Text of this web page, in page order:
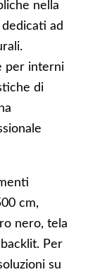
nella
ad
per interni
di
cm,
nero, tela
Per
su